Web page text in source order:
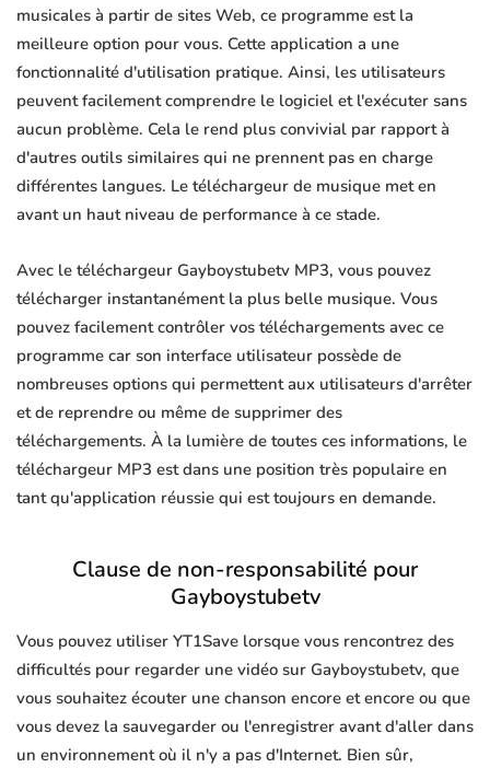
musicales à partir de sites Web, ce programme est la
meilleure option pour vous. Cette application a une
fonctionnalité d'utilisation pratique. Ainsi, les utilisateurs
peuvent facilement comprendre le logiciel et l'exécuter sans
aucun problème. Cela le rend plus convivial par rapport à
d'autres outils similaires qui ne prennent pas en charge
différentes langues. Le téléchargeur de musique met en
avant un haut niveau de performance à ce stade.
Avec le téléchargeur Gayboystubetv MP3, vous pouvez
télécharger instantanément la plus belle musique. Vous
pouvez facilement contrôler vos téléchargements avec ce
programme car son interface utilisateur possède de
nombreuses options qui permettent aux utilisateurs d'arrêter
et de reprendre ou même de supprimer des
téléchargements. À la lumière de toutes ces informations, le
téléchargeur MP3 est dans une position très populaire en
tant qu'application réussie qui est toujours en demande.
Clause de non-responsabilité pour
Gayboystubetv
Vous pouvez utiliser YT1Save lorsque vous rencontrez des
difficultés pour regarder une vidéo sur Gayboystubetv, que
vous souhaitez écouter une chanson encore et encore ou que
vous devez la sauvegarder ou l'enregistrer avant d'aller dans
un environnement où il n'y a pas d'Internet. Bien sûr,